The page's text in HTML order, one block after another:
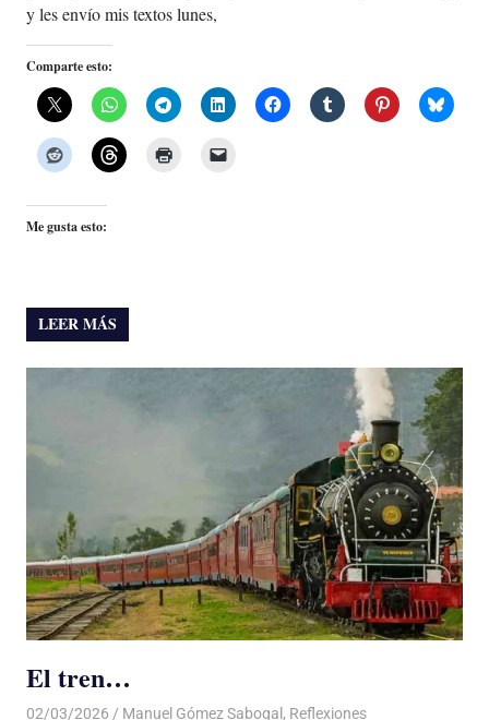
y les envío mis textos lunes,
Comparte esto:
Me gusta esto:
LEER MÁS
El tren…
02/03/2026 De todo un Poco
Manuel Gómez Sabogal , Reflexiones